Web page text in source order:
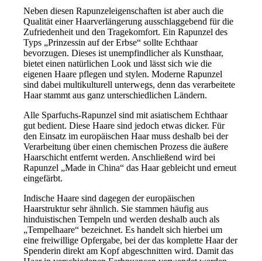
Neben diesen Rapunzeleigenschaften ist aber auch die
Qualität einer Haarverlängerung ausschlaggebend für die
Zufriedenheit und den Tragekomfort. Ein Rapunzel des
Typs „Prinzessin auf der Erbse“ sollte Echthaar
bevorzugen. Dieses ist unempfindlicher als Kunsthaar,
bietet einen natürlichen Look und lässt sich wie die
eigenen Haare pflegen und stylen. Moderne Rapunzel
sind dabei multikulturell unterwegs, denn das verarbeitete
Haar stammt aus ganz unterschiedlichen Ländern.
Alle Sparfuchs-Rapunzel sind mit asiatischem Echthaar
gut bedient. Diese Haare sind jedoch etwas dicker. Für
den Einsatz im europäischen Haar muss deshalb bei der
Verarbeitung über einen chemischen Prozess die äußere
Haarschicht entfernt werden. Anschließend wird bei
Rapunzel „Made in China“ das Haar gebleicht und erneut
eingefärbt.
Indische Haare sind dagegen der europäischen
Haarstruktur sehr ähnlich. Sie stammen häufig aus
hinduistischen Tempeln und werden deshalb auch als
„Tempelhaare“ bezeichnet. Es handelt sich hierbei um
eine freiwillige Opfergabe, bei der das komplette Haar der
Spenderin direkt am Kopf abgeschnitten wird. Damit das